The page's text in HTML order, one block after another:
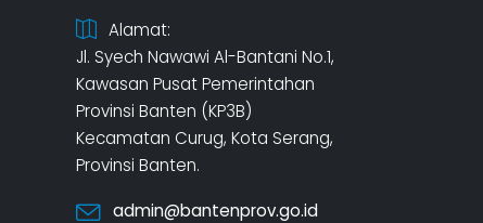
Alamat:
Jl. Syech Nawawi Al-Bantani No.1,
Kawasan Pusat Pemerintahan
Provinsi Banten (KP3B)
Kecamatan Curug, Kota Serang,
Provinsi Banten.
admin@bantenprov.go.id